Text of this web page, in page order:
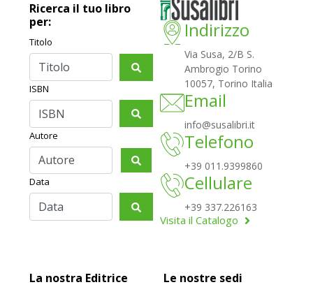
Ricerca il tuo libro
per:
Titolo
ISBN
Autore
Data
Indirizzo
Via Susa, 2/B S.
Ambrogio Torino
10057, Torino Italia
Email
info@susalibri.it
Telefono
+39 011.9399860
Cellulare
+39 337.226163
Visita il Catalogo
La nostra Editrice Le nostre sedi